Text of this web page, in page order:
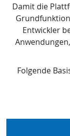
Damit die
Entwickler
Folgende